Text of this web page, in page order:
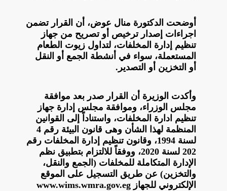
أوضحت الدكتورة منال عوض، أن القرار تضمن
اجراءات إصدار ترخيص أو تصريح من جهاز
تنظيم إدارة المخلفات، لتداول زيوت الطعام
المستعملة، سواء في أنشطة الجمع أو النقل
أو التخزين أو التصدير.
وأكدت الوزيرة أن القرار صدر بعد موافقة
مجلس الوزراء، وموافقة مجلس إدارة جهاز
تنظيم ادارة المخلفات، واستناداً إلى القوانين
المنظمة لهذا الشأن وهى قانون البيئة رقم 4
لسنة 1994، وقانون تنظيم إدارة المخلفات رقم
202 لسنة 2020، ووفقاً للالتزام بتطبيق نظم
الإدارة المتكاملة للمخلفات (الجمع والنقل،
والتخزين) عن طريق التسجيل على الموقع
الإلكتروني للجهاز www.wims.wmra.gov.eg